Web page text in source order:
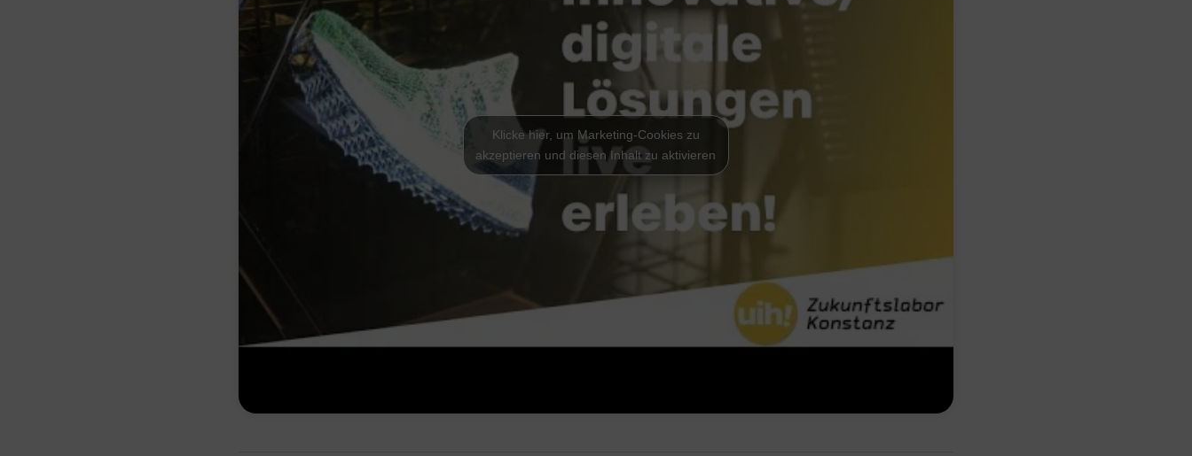
Klicke hier, um Marketing-Cookies zu
akzeptieren und diesen Inhalt zu aktivieren